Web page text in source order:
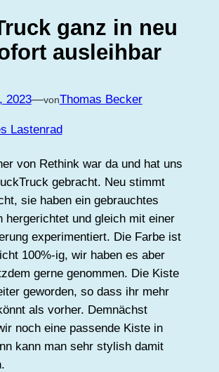
ganz in neu
ausleihbar
2023—vonThomas Becker
Lastenrad
von Rethink war da und hat uns
gebracht. Neu stimmt
sie haben ein gebrauchtes
hergerichtet und gleich mit einer
experimentiert. Die Farbe ist
100%-ig, wir haben es aber
gerne genommen. Die Kiste
geworden, so dass ihr mehr
als vorher. Demnächst
noch eine passende Kiste in
kann man sehr stylish damit